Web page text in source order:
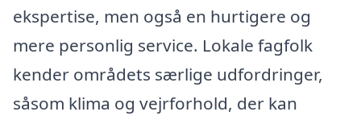
ekspertise, men også en hurtigere og
mere personlig service. Lokale fagfolk
kender områdets særlige udfordringer,
såsom klima og vejrforhold, der kan